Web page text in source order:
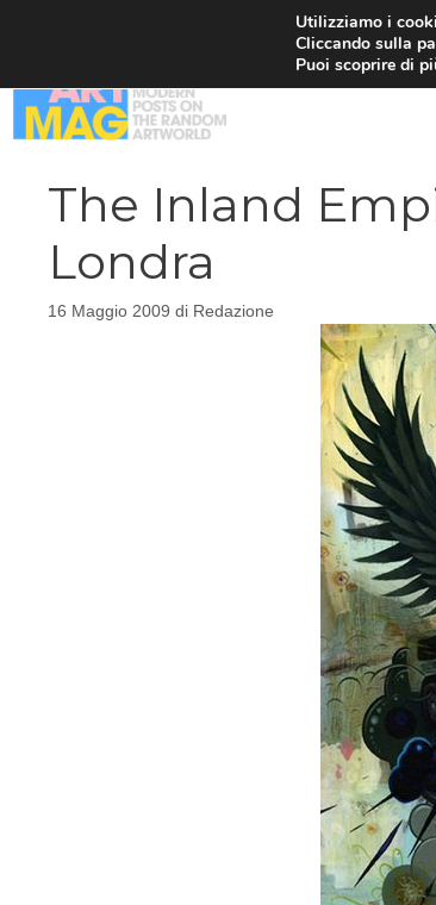
The Inland
Londra
16 Maggio 2009 di Redazione
Utilizziamo i
Cliccando sulla
Puoi scoprire di